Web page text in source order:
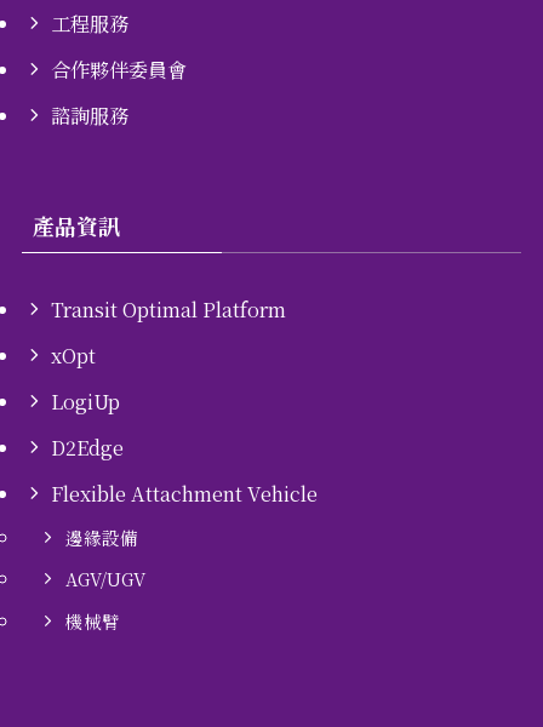
工程服務
合作夥伴委員會
諮詢服務
產品資訊
Transit Optimal Platform
xOpt
LogiUp
D2Edge
Flexible Attachment Vehicle
邊緣設備
AGV/UGV
機械臂